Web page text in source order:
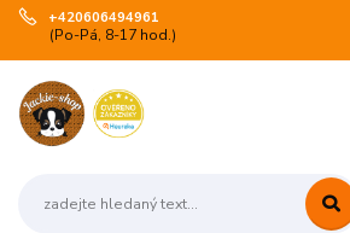
+420606494961
(Po-Pá, 8-17 hod.)